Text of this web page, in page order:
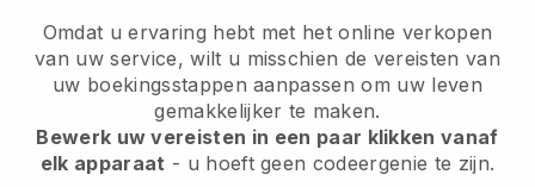
Omdat u ervaring hebt met het online verkopen
van uw service, wilt u misschien de vereisten van
uw boekingsstappen aanpassen om uw leven
gemakkelijker te maken.
Bewerk uw vereisten in een paar klikken vanaf
elk apparaat - u hoeft geen codeergenie te zijn.